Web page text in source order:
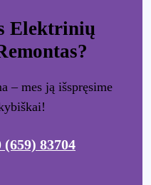
Elektrinių
– mes ją išspręsime
(659) 83704